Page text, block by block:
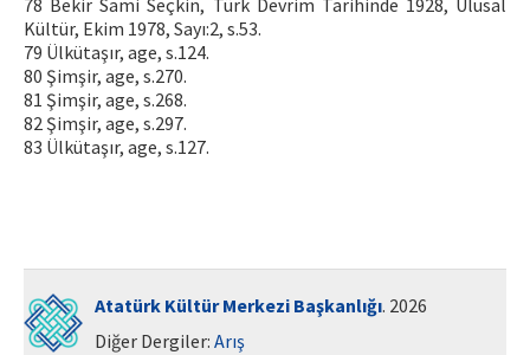
78 Bekir Sami Seçkin, Türk Devrim Tarihinde 1928, Ulusal
Kültür, Ekim 1978, Sayı:2, s.53.
79 Ülkütaşır, age, s.124.
80 Şimşir, age, s.270.
81 Şimşir, age, s.268.
82 Şimşir, age, s.297.
83 Ülkütaşır, age, s.127.
Atatürk Kültür Merkezi Başkanlığı. 2026
Diğer Dergiler: Arış